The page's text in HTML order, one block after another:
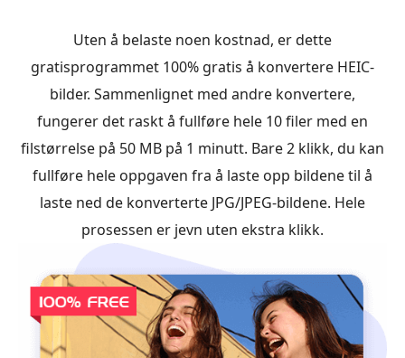
Uten å belaste noen kostnad, er dette
gratisprogrammet 100% gratis å konvertere HEIC-
bilder. Sammenlignet med andre konvertere,
fungerer det raskt å fullføre hele 10 filer med en
filstørrelse på 50 MB på 1 minutt. Bare 2 klikk, du kan
fullføre hele oppgaven fra å laste opp bildene til å
laste ned de konverterte JPG/JPEG-bildene. Hele
prosessen er jevn uten ekstra klikk.